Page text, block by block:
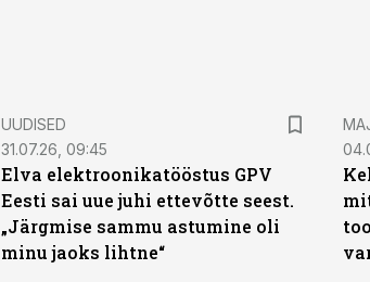
UUDISED
31.07.26, 09:45
Elva elektroonikatööstus GPV
Eesti sai uue juhi ettevõtte seest.
„Järgmise sammu astumine oli
minu jaoks lihtne“